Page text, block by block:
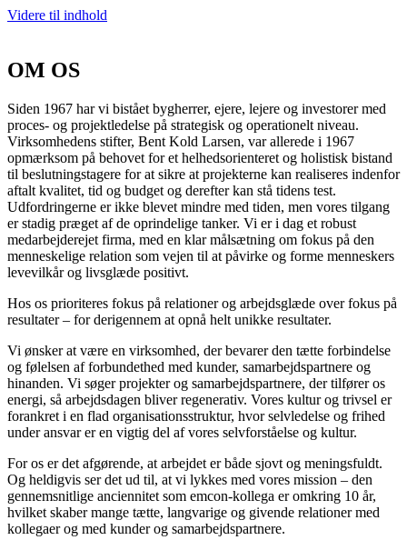
Videre til indhold
OM OS
Siden 1967 har vi bistået bygherrer, ejere, lejere og investorer med
proces- og projektledelse på strategisk og operationelt niveau.
Virksomhedens stifter, Bent Kold Larsen, var allerede i 1967
opmærksom på behovet for et helhedsorienteret og holistisk bistand
til beslutningstagere for at sikre at projekterne kan realiseres indenfor
aftalt kvalitet, tid og budget og derefter kan stå tidens test.
Udfordringerne er ikke blevet mindre med tiden, men vores tilgang
er stadig præget af de oprindelige tanker. Vi er i dag et robust
medarbejderejet firma, med en klar målsætning om fokus på den
menneskelige relation som vejen til at påvirke og forme menneskers
levevilkår og livsglæde positivt.
Hos os prioriteres fokus på relationer og arbejdsglæde over fokus på
resultater – for derigennem at opnå helt unikke resultater.
Vi ønsker at være en virksomhed, der bevarer den tætte forbindelse
og følelsen af forbundethed med kunder, samarbejdspartnere og
hinanden. Vi søger projekter og samarbejdspartnere, der tilfører os
energi, så arbejdsdagen bliver regenerativ. Vores kultur og trivsel er
forankret i en flad organisationsstruktur, hvor selvledelse og frihed
under ansvar er en vigtig del af vores selvforståelse og kultur.
For os er det afgørende, at arbejdet er både sjovt og meningsfuldt.
Og heldigvis ser det ud til, at vi lykkes med vores mission – den
gennemsnitlige anciennitet som emcon-kollega er omkring 10 år,
hvilket skaber mange tætte, langvarige og givende relationer med
kollegaer og med kunder og samarbejdspartnere.